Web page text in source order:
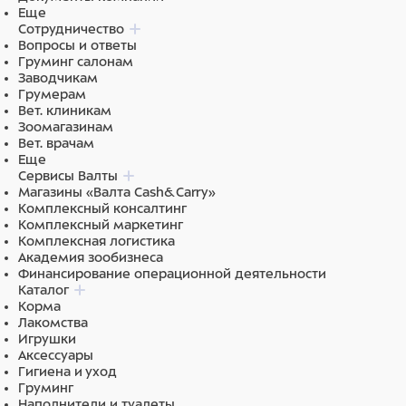
Еще
Сотрудничество
Вопросы и ответы
Груминг салонам
Заводчикам
Грумерам
Вет. клиникам
Зоомагазинам
Вет. врачам
Еще
Сервисы Валты
Магазины «Валта Cash&Carry»
Комплексный консалтинг
Комплексный маркетинг
Комплексная логистика
Академия зообизнеса
Финансирование операционной деятельности
Каталог
Корма
Лакомства
Игрушки
Аксессуары
Гигиена и уход
Груминг